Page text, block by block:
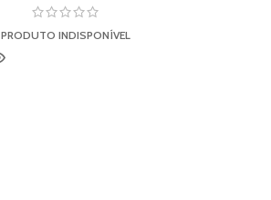
PRODUTO INDISPONÍVEL